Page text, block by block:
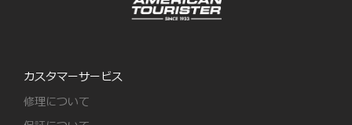
カスタマーサービス
修理について